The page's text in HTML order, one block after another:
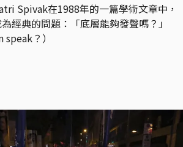
Spivak在1988年的一篇學術文章中，
經典的問題：「底層能夠發聲嗎？」
？）